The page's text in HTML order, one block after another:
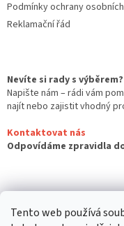
Tento web používá
Podmínky ochrany
Reklamační řád
Nevíte si rady s výběrem?
Napište nám – rádi vám
najít nebo zajistit vhodný
Kontaktovat nás
Odpovídáme zpravidla